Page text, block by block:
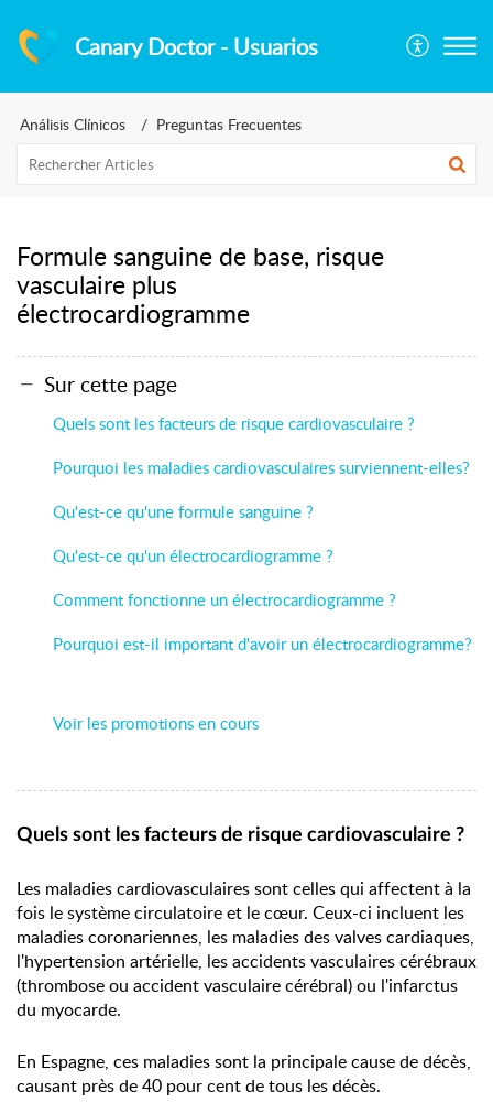
Canary Doctor - Usuarios
Análisis Clínicos Preguntas Frecuentes
Formule sanguine de base, risque
vasculaire plus
électrocardiogramme
Sur cette page
Quels sont les facteurs de risque cardiovasculaire ?
Pourquoi les maladies cardiovasculaires surviennent-elles?
Qu'est-ce qu'une formule sanguine ?
Qu'est-ce qu'un électrocardiogramme ?
Comment fonctionne un électrocardiogramme ?
Pourquoi est-il important d'avoir un électrocardiogramme?
Voir les promotions en cours
Quels sont les facteurs de risque cardiovasculaire ?
Les maladies cardiovasculaires sont celles qui affectent à la
fois le système circulatoire et le cœur. Ceux-ci incluent les
maladies coronariennes, les maladies des valves cardiaques,
l'hypertension artérielle, les accidents vasculaires cérébraux
(thrombose ou accident vasculaire cérébral) ou l'infarctus
du myocarde.
En Espagne, ces maladies sont la principale cause de décès,
causant près de 40 pour cent de tous les décès.